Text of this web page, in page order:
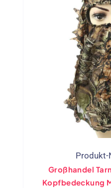
Produkt-
Großhandel
Kopfbedeckung